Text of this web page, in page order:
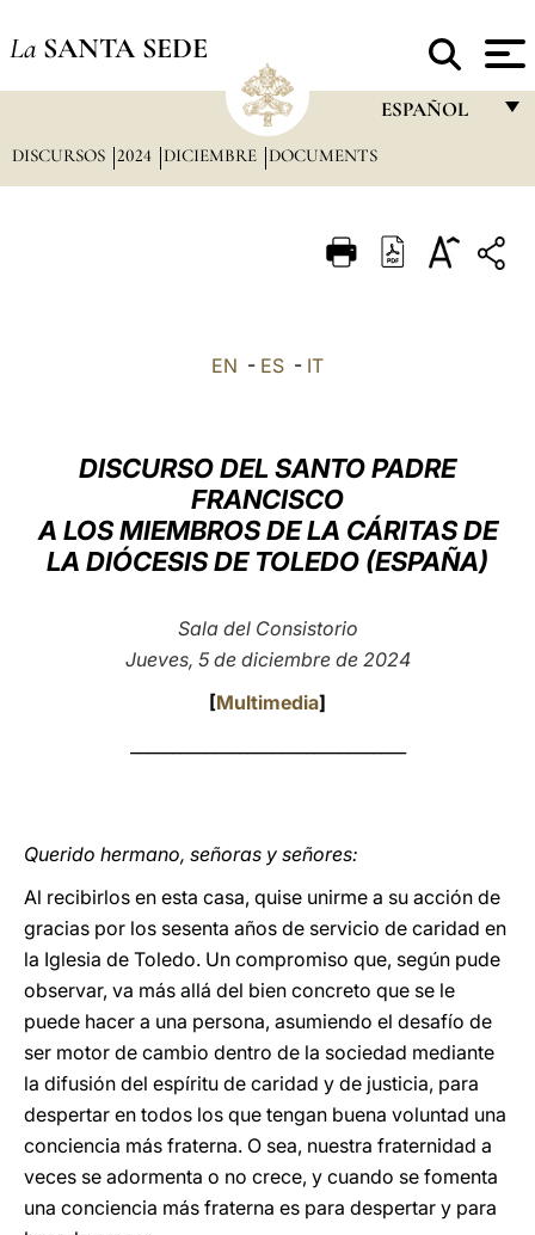
La SANTA SEDE
ESPAÑOL
ITALIANO
العربيّة
中文
LATINE
DISCURSOS 2024 DICIEMBRE DOCUMENTS
EN - ES - IT
DISCURSO DEL SANTO PADRE
FRANCISCO
A LOS MIEMBROS DE LA CÁRITAS DE
LA DIÓCESIS DE TOLEDO (ESPAÑA)
Sala del Consistorio
Jueves, 5 de diciembre de 2024
[Multimedia]
Querido hermano, señoras y señores:
Al recibirlos en esta casa, quise unirme a su acción de
gracias por los sesenta años de servicio de caridad en
la Iglesia de Toledo. Un compromiso que, según pude
observar, va más allá del bien concreto que se le
puede hacer a una persona, asumiendo el desafío de
ser motor de cambio dentro de la sociedad mediante
la difusión del espíritu de caridad y de justicia, para
despertar en todos los que tengan buena voluntad una
conciencia más fraterna. O sea, nuestra fraternidad a
veces se adormenta o no crece, y cuando se fomenta
una conciencia más fraterna es para despertar y para